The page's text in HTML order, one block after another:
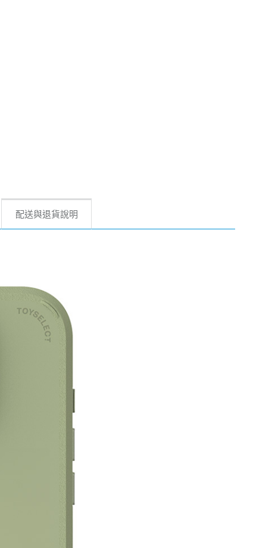
配送與退貨說明